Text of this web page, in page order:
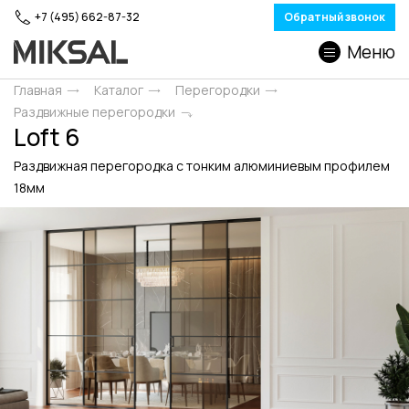
+7 (495) 662-87-32 Обратный звонок
Меню
Главная Каталог
Перегородки
Раздвижные перегородки
Loft 6
Раздвижная перегородка с тонким алюминиевым профилем
18мм